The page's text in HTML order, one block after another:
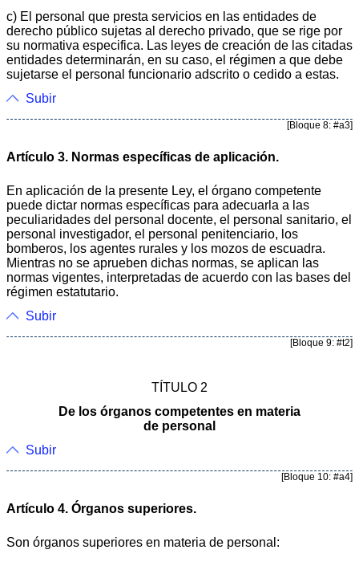
c) El personal que presta servicios en las entidades de
derecho público sujetas al derecho privado, que se rige por
su normativa especifica. Las leyes de creación de las citadas
entidades determinarán, en su caso, el régimen a que debe
sujetarse el personal funcionario adscrito o cedido a estas.
Subir
[Bloque 8: #a3]
Artículo 3. Normas específicas de aplicación.
En aplicación de la presente Ley, el órgano competente
puede dictar normas específicas para adecuarla a las
peculiaridades del personal docente, el personal sanitario, el
personal investigador, el personal penitenciario, los
bomberos, los agentes rurales y los mozos de escuadra.
Mientras no se aprueben dichas normas, se aplican las
normas vigentes, interpretadas de acuerdo con las bases del
régimen estatutario.
Subir
[Bloque 9: #t2]
TÍTULO 2
De los órganos competentes en materia
de personal
Subir
[Bloque 10: #a4]
Artículo 4. Órganos superiores.
Son órganos superiores en materia de personal: